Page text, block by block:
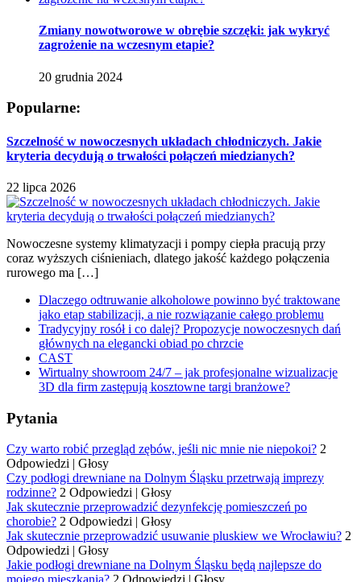
Zmiany nowotworowe w obrębie szczęki: jak wykryć
zagrożenie na wczesnym etapie?
20 grudnia 2024
Popularne:
Szczelność w nowoczesnych układach chłodniczych. Jakie
kryteria decydują o trwałości połączeń miedzianych?
22 lipca 2026
Nowoczesne systemy klimatyzacji i pompy ciepła pracują przy
coraz wyższych ciśnieniach, dlatego jakość każdego połączenia
rurowego ma […]
Dlaczego odtruwanie alkoholowe powinno być traktowane
jako etap stabilizacji, a nie rozwiązanie całego problemu
Tradycyjny rosół i co dalej? Propozycje nowoczesnych dań
głównych na elegancki obiad po chrzcie
CAST
Wirtualny showroom 24/7 – jak profesjonalne wizualizacje
3D dla firm zastępują kosztowne targi branżowe?
Pytania
Czy warto robić przegląd zębów, jeśli nic mnie nie niepokoi? 2
Odpowiedzi | Głosy
Czy podłogi drewniane na Dolnym Śląsku przetrwają imprezy
rodzinne? 2 Odpowiedzi | Głosy
Jak skutecznie przeprowadzić dezynfekcję pomieszczeń po
chorobie? 2 Odpowiedzi | Głosy
Jak skutecznie przeprowadzić usuwanie pluskiew we Wrocławiu? 2
Odpowiedzi | Głosy
Jakie podłogi drewniane na Dolnym Śląsku będą najlepsze do